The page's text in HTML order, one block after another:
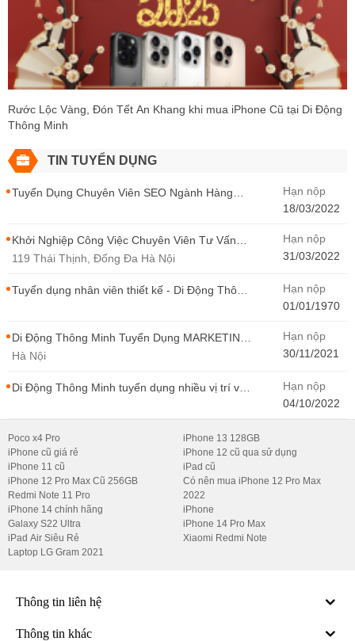
Rước Lộc Vàng, Đón Tết An Khang khi mua iPhone Cũ tại Di Động
Thông Minh
TIN TUYỂN DỤNG
Tuyển Dụng Chuyên Viên SEO Ngành Hàng
Hạn nộp
18/03/2022
Khởi Nghiệp Công Việc Chuyên Viên Tư Vấn
Bán Hàng Di Động Thông Minh
119 Thái Thịnh, Đống Đa Hà Nội
Hạn nộp
31/03/2022
Tuyển dụng nhân viên thiết kế - Di Động Thông
Hạn nộp
01/01/1970
Di Động Thông Minh Tuyển Dụng MARKETING
- CONTENT WIRITER
Hà Nội
Hạn nộp
30/11/2021
Di Động Thông Minh tuyển dụng nhiều vị trí với
Thông Minh
Hạn nộp
04/10/2022
Poco x4 Pro
iPhone cũ giá rẻ
iPhone 11 cũ
iPhone 12 Pro Max Cũ 256GB
Redmi Note 11 Pro
iPhone 14 chính hãng
Galaxy S22 Ultra
iPad Air Siêu Rẻ
Laptop LG Gram 2021
iPhone 13 128GB
iPhone 12 cũ qua sử dụng
iPad cũ
Có nên mua iPhone 12 Pro Max
2022
iPhone
iPhone 14 Pro Max
Xiaomi Redmi Note
Thông tin liên hệ
Thông tin khác